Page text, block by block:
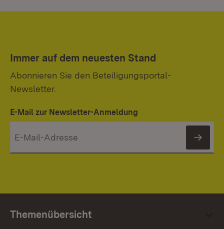
Immer auf dem neuesten Stand
Abonnieren Sie den Beteiligungsportal-
Newsletter.
E-Mail zur Newsletter-Anmeldung
Themenübersicht